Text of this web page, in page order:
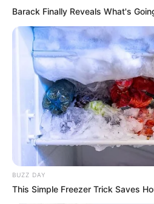
Barack Finally Reveals What's
BUZZ DAY
This Simple Freezer Trick Saves